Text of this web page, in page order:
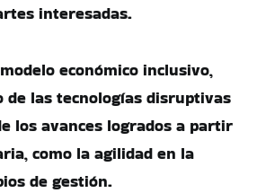
interesadas.
económico inclusivo,
de las tecnologías disruptivas
los avances logrados a partir
como la agilidad en la
de gestión.